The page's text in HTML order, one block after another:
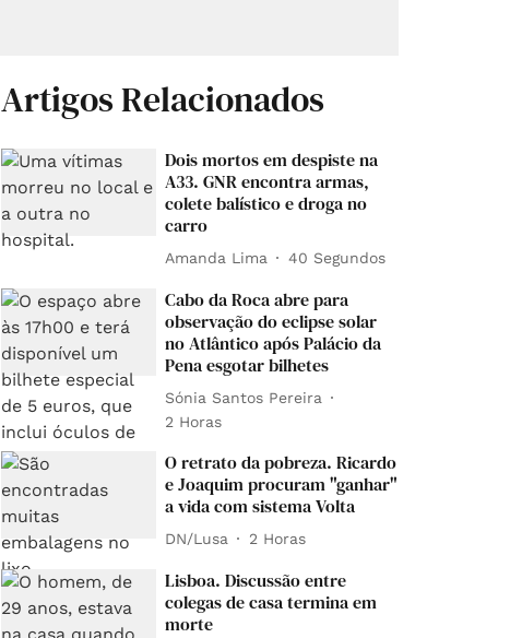
Artigos Relacionados
Dois mortos em despiste na
A33. GNR encontra armas,
colete balístico e droga no
carro
Amanda Lima 40 Segundos
Cabo da Roca abre para
observação do eclipse solar
no Atlântico após Palácio da
Pena esgotar bilhetes
Sónia Santos Pereira
2 Horas
O retrato da pobreza. Ricardo
e Joaquim procuram "ganhar"
a vida com sistema Volta
DN/Lusa 2 Horas
Lisboa. Discussão entre
colegas de casa termina em
morte